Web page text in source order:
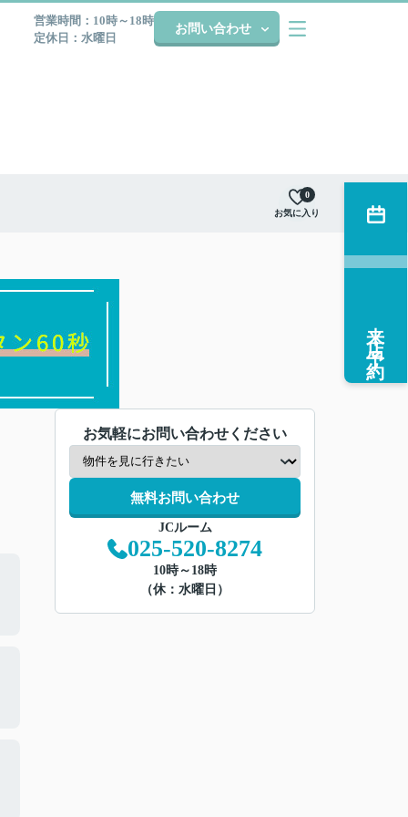
営業時間：10時～18時
定休日：水曜日
お問い合わせ
お気に入り
0
お気軽にお問い合わせください
無料お問い合わせ
JCルーム
025-520-8274
10時～18時
（休：水曜日）
来店予約